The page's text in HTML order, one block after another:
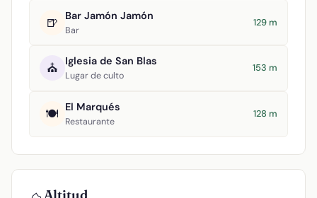
🍺 Bar Jamón Jamón
Bar
129 m
⛪ Iglesia de San Blas
Lugar de culto
153 m
🍽️ El Marqués
Restaurante
128 m
Altitud